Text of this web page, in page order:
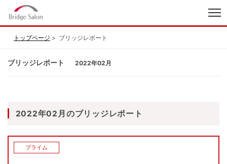
トップページ ブリッジレポート
ブリッジレポート 2022年02月
2022年02月のブリッジレポート
プライム